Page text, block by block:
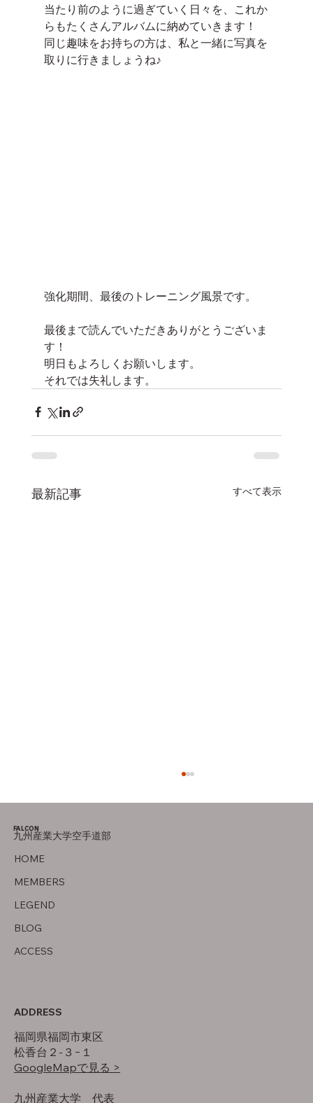
当たり前のように過ぎていく日々を、これか
らもたくさんアルバムに納めていきます！
同じ趣味をお持ちの方は、私と一緒に写真を
取りに行きましょうね♪
強化期間、最後のトレーニング風景です。
最後まで読んでいただきありがとうございま
す！
明日もよろしくお願いします。
それでは失礼します。
最新記事 すべて表示
HOME
MEMBERS
LEGEND
BLOG
ACCESS
FALCON
九州産業大学空手道部
ADDRESS
福岡県福岡市東区
松香台２-３−１
GoogleMapで見る >
​九州産業大学 代表